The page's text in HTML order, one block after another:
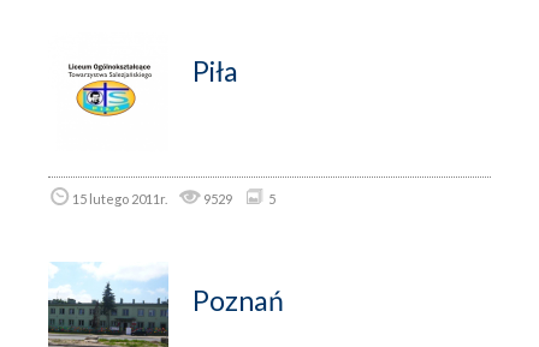
Piła
15 lutego 2011r. 9529 5
Poznań